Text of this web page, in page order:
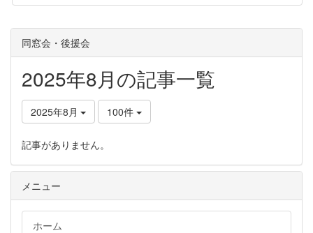
同窓会・後援会
2025年8月の記事一覧
2025年8月 100件
記事がありません。
メニュー
ホーム